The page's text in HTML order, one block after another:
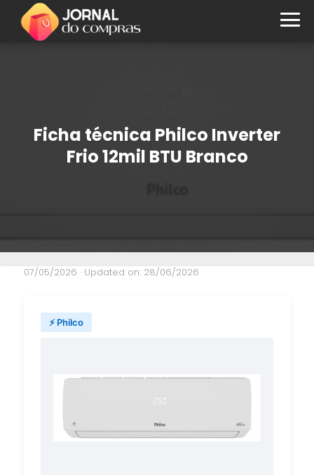
Ficha técnica Philco Inverter
Frio 12mil BTU Branco
07/05/2026 · Updated on: 28/06/2026
⚡ Philco